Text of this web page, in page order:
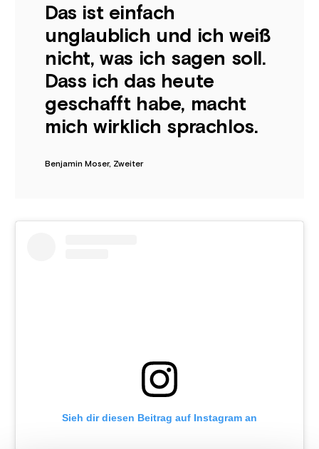
Das ist einfach
unglaublich und ich weiß
nicht, was ich sagen soll.
Dass ich das heute
geschafft habe, macht
mich wirklich sprachlos.
Benjamin Moser, Zweiter
Sieh dir diesen Beitrag auf Instagram an